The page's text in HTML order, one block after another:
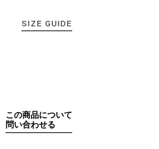
SIZE GUIDE
この商品について
問い合わせる